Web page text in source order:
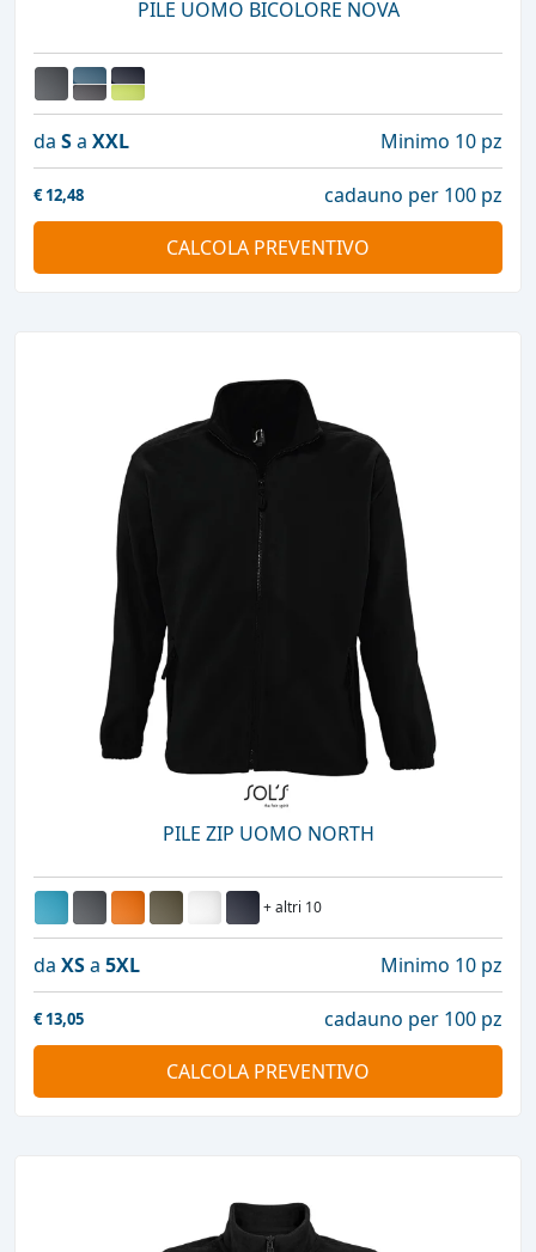
PILE UOMO BICOLORE NOVA
da Sa XXL Minimo 10 pz
€ 12,48
cadauno per 100 pz
CALCOLA PREVENTIVO
PILE ZIP UOMO NORTH
+ altri 10
da XSa 5XL Minimo 10 pz
€ 13,05
cadauno per 100 pz
CALCOLA PREVENTIVO